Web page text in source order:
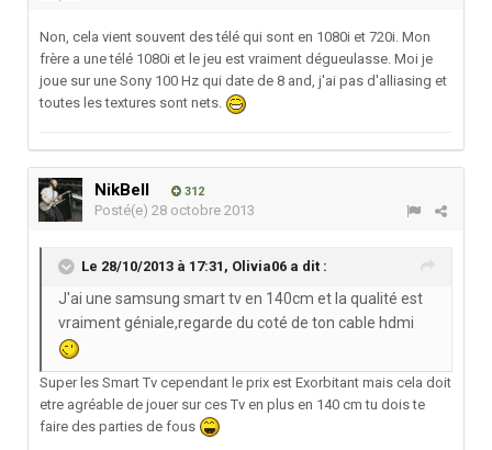
Non, cela vient souvent des télé qui sont en 1080i et 720i. Mon
frère a une télé 1080i et le jeu est vraiment dégueulasse. Moi je
joue sur une Sony 100 Hz qui date de 8 and, j'ai pas d'alliasing et
toutes les textures sont nets.
NikBell 312
Posté(e) 28 octobre 2013
Le 28/10/2013 à 17:31, Olivia06 a dit :
J'ai une samsung smart tv en 140cm et la qualité est
vraiment géniale,regarde du coté de ton cable hdmi
Super les Smart Tv cependant le prix est Exorbitant mais cela doit
etre agréable de jouer sur ces Tv en plus en 140 cm tu dois te
faire des parties de fous